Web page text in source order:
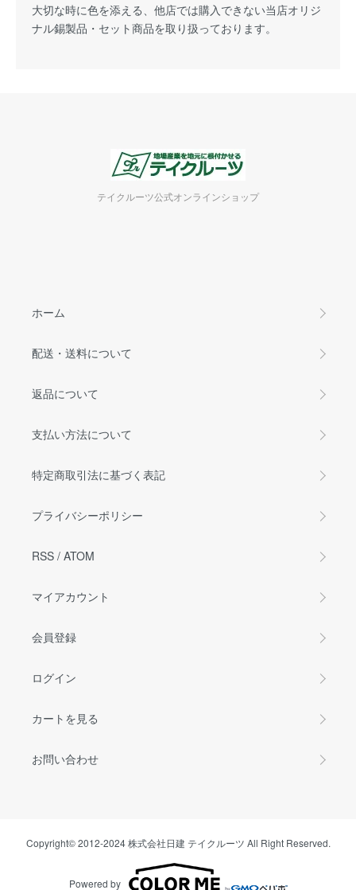
大切な時に色を添える、他店では購入できない当店オリジ
ナル錫製品・セット商品を取り扱っております。
テイクルーツ公式オンラインショップ
ホーム
配送・送料について
返品について
支払い方法について
特定商取引法に基づく表記
プライバシーポリシー
RSS / ATOM
マイアカウント
会員登録
ログイン
カートを見る
お問い合わせ
Copyright© 2012-2024 株式会社日建 テイクルーツ All Right Reserved.
Powered by